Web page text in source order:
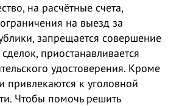
на расчётные счета,
на выезд за
запрещается совершение
приостанавливается
удостоверения. Кроме
привлекаются к уголовной
Чтобы помочь решить